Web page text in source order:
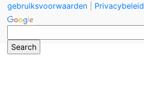
gebruiksvoorwaarden
Privacybeleid